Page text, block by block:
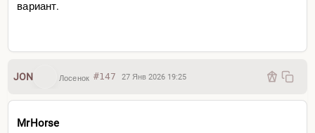
вариант.
JON Лосенок #147 27 Янв 2026 19:25
MrHorse